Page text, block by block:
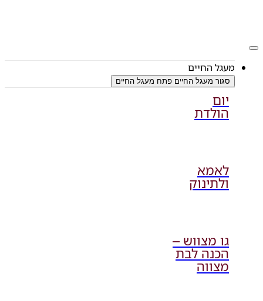
מעגל החיים
סגור מעגל החיים פתח מעגל החיים
יום
הולדת
לאמא
ולתינוק
גו מצווש –
הכנה לבת
מצווה